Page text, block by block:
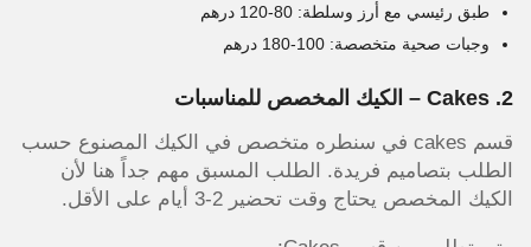
طبق رئيسي مع أرز وسلطة: 80-120 درهم
وجبات صحية متخصصة: 100-180 درهم
2. Cakes – الكيك المخصص للمناسبات
قسم cakes في سنطره متخصص في الكيك المصنوع حسب
الطلب بتصاميم فريدة. الطلب المسبق مهم جداً هنا لأن
الكيك المخصص يحتاج وقت تحضير 2-3 أيام على الأقل.